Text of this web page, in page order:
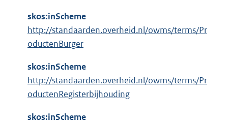
n
k
:
skos:inScheme
http://standaarden.overheid.nl/owms/terms/Pr
oductenBurger
skos:inScheme
http://standaarden.overheid.nl/owms/terms/Pr
oductenRegisterbijhouding
skos:inScheme